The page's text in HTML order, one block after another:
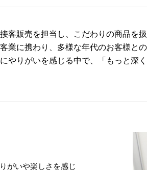
客販売を担当し、こだわりの商品を
業に携わり、多様な年代のお客様と
やりがいを感じる中で、「もっと深
がいや楽しさを感じ